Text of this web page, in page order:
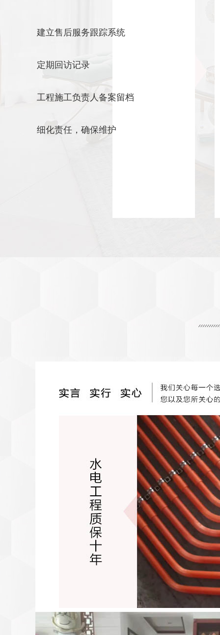
建立售后服务跟踪系统
定期回访记录
工程施工负责人备案留档
细化责任，确保维护
装修计算器